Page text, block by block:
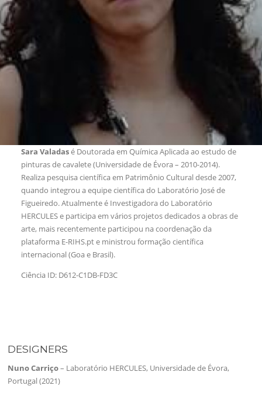
Sara Valadasé Doutorada em Química Aplicada ao estudo de
pinturas de cavalete (Universidade de Évora – 2010-2014).
Realiza pesquisa científica em Patrimônio Cultural desde 2007,
quando integrou a equipe científica do Laboratório José de
Figueiredo. Atualmente é Investigadora do Laboratório
HERCULES e participa em vários projetos dedicados a obras de
arte, mais recentemente participou na coordenação da
plataforma E-RIHS.pt e ministrou formação científica
internacional (Goa e Brasil).
Ciência ID: D612-C1DB-FD3C
DESIGNERS
Nuno Carriço– Laboratório HERCULES, Universidade de Évora,
Portugal (2021)